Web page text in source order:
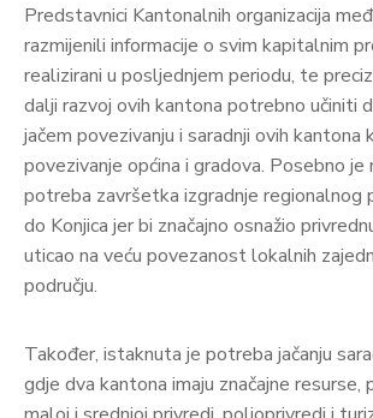
Predstavnici Kantonalnih organizacija
razmijenili informacije o svim kapitalnim
realizirani u posljednjem periodu, te
dalji razvoj ovih kantona potrebno učiniti
jačem povezivanju i saradnji ovih kantona
povezivanje općina i gradova. Posebno je
potreba završetka izgradnje regionalnog
do Konjica jer bi značajno osnažio
uticao na veću povezanost lokalnih
području.
Također, istaknuta je potreba jačanju
gdje dva kantona imaju značajne resurse,